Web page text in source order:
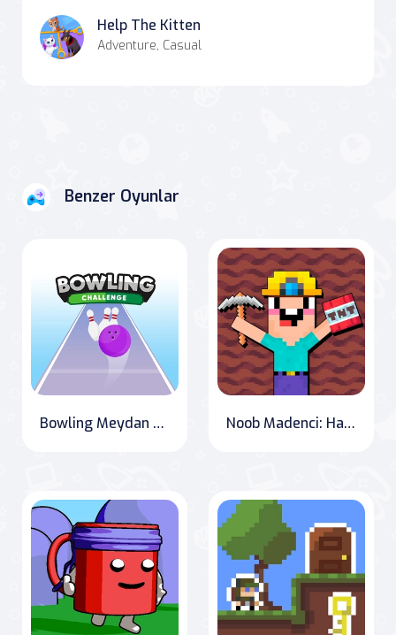
Help The Kitten
Adventure, Casual
Benzer Oyunlar
Bowling Meydan Okuması Noob Madenci: Hapishaneden Kaçış